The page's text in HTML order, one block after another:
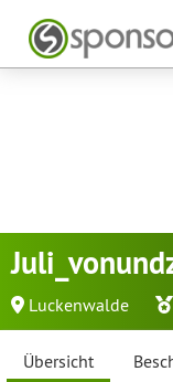
Luckenwalde
Übersicht